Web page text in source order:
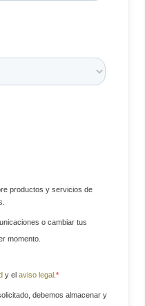
productos y servicios de
o cambiar tus
momento.
y el aviso legal *
debemos almacenar y